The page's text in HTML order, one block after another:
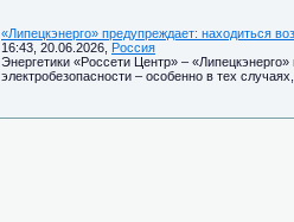
«Липецкэнерго» предупреждает: находиться
16:43, 20.06.2026, Россия
Энергетики «Россети Центр» –
электробезопасности – особенно в тех